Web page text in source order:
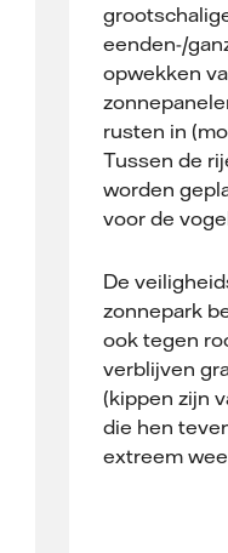
eenden-/
opwekken
rusten in
Tussen de
worden
voor de
De
zonnepark
ook tegen
verblijven
(kippen zijn
die hen
extreem